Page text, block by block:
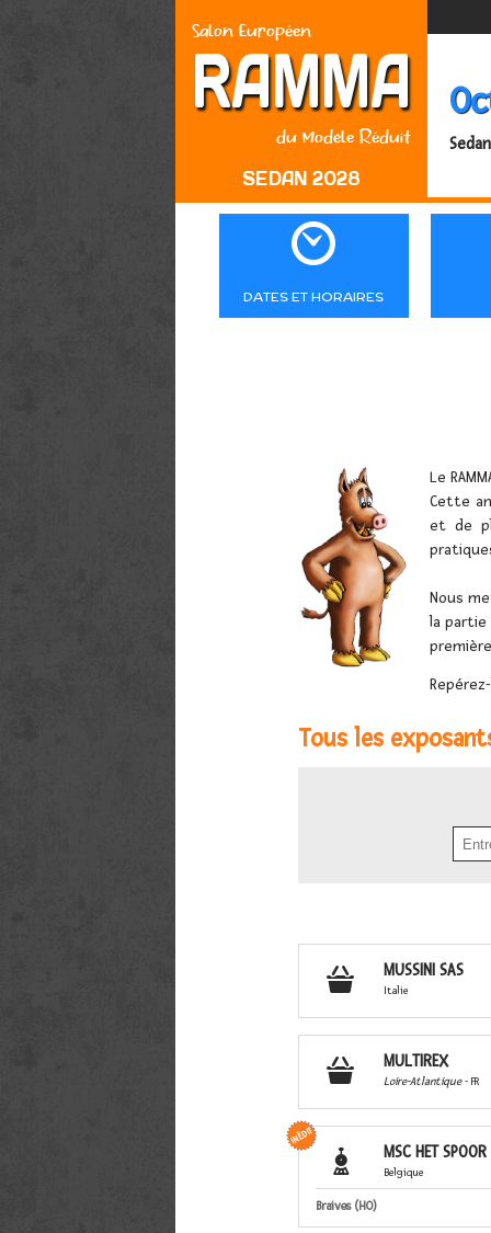
Salon Européen
RAMMA
du Modèle Réduit
SEDAN 2028

DATES ET HORAIRES
Le
Cette
et de
Nous
la partie
Tous les
 MUSSINI SAS
Italie
 MULTIREX
Loire-Atlantique- FR
 MSC HET SPOOR
Belgique
Braives (HO)